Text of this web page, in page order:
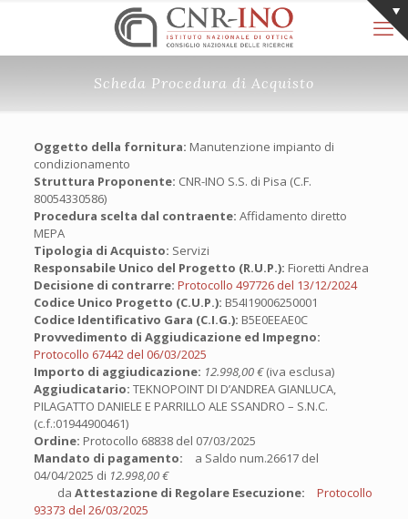
Scheda Procedura di Acquisto
Oggetto della fornitura: Manutenzione impianto di
condizionamento
Struttura Proponente: CNR-INO S.S. di Pisa (C.F.
80054330586)
Procedura scelta dal contraente: Affidamento diretto
MEPA
Tipologia di Acquisto: Servizi
Responsabile Unico del Progetto (R.U.P.): Fioretti Andrea
Decisione di contrarre: Protocollo 497726 del 13/12/2024
Codice Unico Progetto (C.U.P.): B54I19006250001
Codice Identificativo Gara (C.I.G.): B5E0EEAE0C
Provvedimento di Aggiudicazione ed Impegno:
Protocollo 67442 del 06/03/2025
Importo di aggiudicazione: 12.998,00 €(iva esclusa)
Aggiudicatario: TEKNOPOINT DI D’ANDREA GIANLUCA,
PILAGATTO DANIELE E PARRILLO ALE SSANDRO – S.N.C.
(c.f.:01944900461)
Ordine: Protocollo 68838 del 07/03/2025
Mandato di pagamento: a Saldo num.26617 del
04/04/2025 di 12.998,00 €
da Attestazione di Regolare Esecuzione:
Protocollo
93373 del 26/03/2025